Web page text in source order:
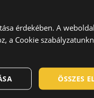
érdekében. A
a Cookie
ÖSSZES